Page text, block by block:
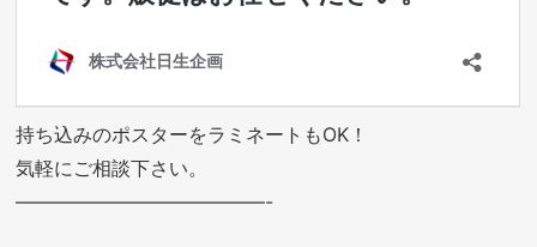
持ち込みのポスターをラミネートもOK！
気軽にご相談下さい。
—————————————-